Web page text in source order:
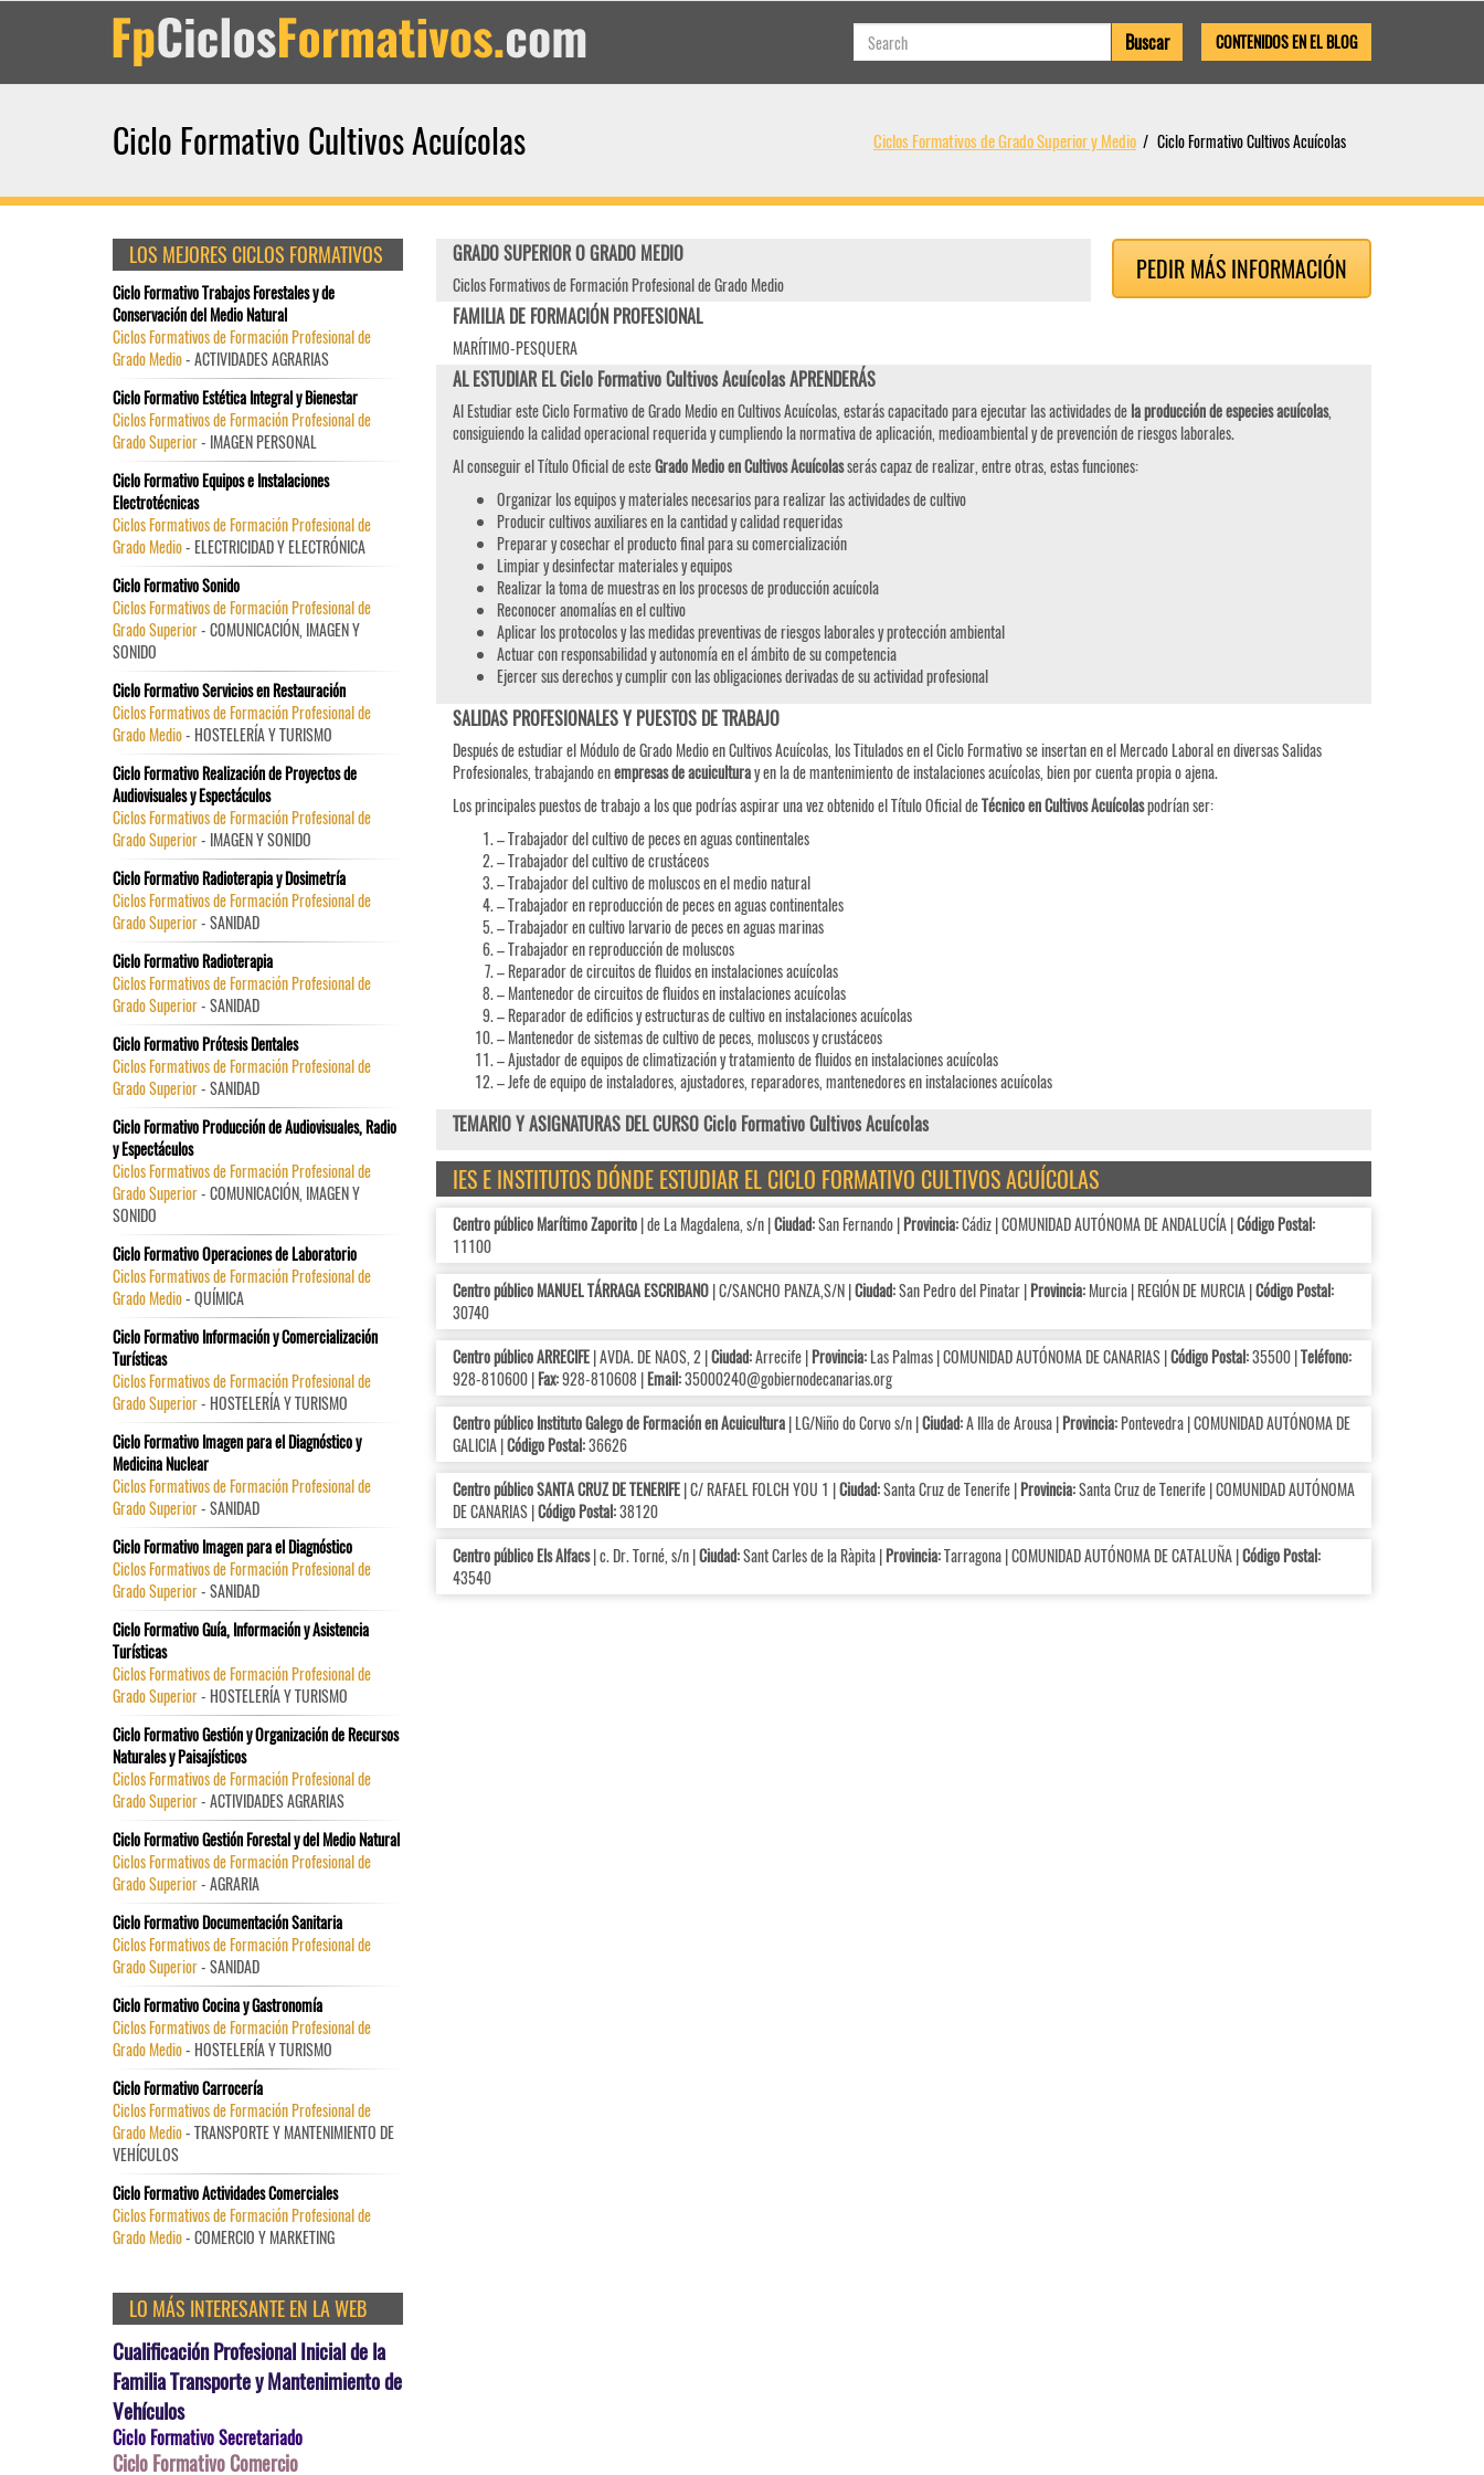
CONTENIDOS EN EL BLOG
Ciclo Formativo Cultivos Acuícolas Ciclos Formativos de Grado Superior y Medio Ciclo Formativo Cultivos Acuícolas
PEDIR MÁS INFORMACIÓN
GRADO SUPERIOR O GRADO MEDIO
Ciclos Formativos de Formación Profesional de Grado Medio
FAMILIA DE FORMACIÓN PROFESIONAL
MARÍTIMO-PESQUERA
AL ESTUDIAR EL Ciclo Formativo Cultivos Acuícolas APRENDERÁS
Al Estudiar este Ciclo Formativo de Grado Medio en Cultivos Acuícolas, estarás capacitado para ejecutar las actividades dela producción de especies acuícolas,
consiguiendo la calidad operacional requerida y cumpliendo la normativa de aplicación, medioambiental y de prevención de riesgos laborales.
Al conseguir el Título Oficial de esteGrado Medio en Cultivos Acuícolasserás capaz de realizar, entre otras, estas funciones:
Organizar los equipos y materiales necesarios para realizar las actividades de cultivo
Producir cultivos auxiliares en la cantidad y calidad requeridas
Preparar y cosechar el producto final para su comercialización
Limpiar y desinfectar materiales y equipos
Realizar la toma de muestras en los procesos de producción acuícola
Reconocer anomalías en el cultivo
Aplicar los protocolos y las medidas preventivas de riesgos laborales y protección ambiental
Actuar con responsabilidad y autonomía en el ámbito de su competencia
Ejercer sus derechos y cumplir con las obligaciones derivadas de su actividad profesional
SALIDAS PROFESIONALES Y PUESTOS DE TRABAJO
Después de estudiar el Módulo de Grado Medio en Cultivos Acuícolas, los Titulados en el Ciclo Formativo se insertan en el Mercado Laboral en diversas Salidas
Profesionales, trabajando enempresas de acuiculturay en la de mantenimiento de instalaciones acuícolas, bien por cuenta propia o ajena.
Los principales puestos de trabajo a los que podrías aspirar una vez obtenido el Título Oficial deTécnico en Cultivos Acuícolaspodrían ser:
– Trabajador del cultivo de peces en aguas continentales
– Trabajador del cultivo de crustáceos
– Trabajador del cultivo de moluscos en el medio natural
– Trabajador en reproducción de peces en aguas continentales
– Trabajador en cultivo larvario de peces en aguas marinas
– Trabajador en reproducción de moluscos
– Reparador de circuitos de fluidos en instalaciones acuícolas
– Mantenedor de circuitos de fluidos en instalaciones acuícolas
– Reparador de edificios y estructuras de cultivo en instalaciones acuícolas
– Mantenedor de sistemas de cultivo de peces, moluscos y crustáceos
– Ajustador de equipos de climatización y tratamiento de fluidos en instalaciones acuícolas
– Jefe de equipo de instaladores, ajustadores, reparadores, mantenedores en instalaciones acuícolas
TEMARIO Y ASIGNATURAS DEL CURSO Ciclo Formativo Cultivos Acuícolas
IES E INSTITUTOS DÓNDE ESTUDIAR EL CICLO FORMATIVO CULTIVOS ACUÍCOLAS
Centro público Marítimo Zaporito| de La Magdalena, s/n |Ciudad:San Fernando |Provincia:Cádiz | COMUNIDAD AUTÓNOMA DE ANDALUCÍA |Código Postal:
11100
Centro público MANUEL TÁRRAGA ESCRIBANO| C/SANCHO PANZA,S/N |Ciudad:San Pedro del Pinatar |Provincia:Murcia | REGIÓN DE MURCIA |Código Postal:
30740
Centro público ARRECIFE| AVDA. DE NAOS, 2 |Ciudad:Arrecife |Provincia:Las Palmas | COMUNIDAD AUTÓNOMA DE CANARIAS |Código Postal:35500 |Teléfono:
928-810600 |Fax:928-810608 |Email:35000240@gobiernodecanarias.org
Centro público Instituto Galego de Formación en Acuicultura| LG/Niño do Corvo s/n |Ciudad:A Illa de Arousa |Provincia:Pontevedra | COMUNIDAD AUTÓNOMA DE
GALICIA |Código Postal:36626
Centro público SANTA CRUZ DE TENERIFE| C/ RAFAEL FOLCH YOU 1 |Ciudad:Santa Cruz de Tenerife |Provincia:Santa Cruz de Tenerife | COMUNIDAD AUTÓNOMA
DE CANARIAS |Código Postal:38120
Centro público Els Alfacs| c. Dr. Torné, s/n |Ciudad:Sant Carles de la Ràpita |Provincia:Tarragona | COMUNIDAD AUTÓNOMA DE CATALUÑA |Código Postal:
43540
LOS MEJORES CICLOS FORMATIVOS
Ciclo Formativo Trabajos Forestales y de
Conservación del Medio Natural
Ciclos Formativos de Formación Profesional de
Grado Medio- ACTIVIDADES AGRARIAS
Ciclo Formativo Estética Integral y Bienestar
Ciclos Formativos de Formación Profesional de
Grado Superior- IMAGEN PERSONAL
Ciclo Formativo Equipos e Instalaciones
Electrotécnicas
Ciclos Formativos de Formación Profesional de
Grado Medio- ELECTRICIDAD Y ELECTRÓNICA
Ciclo Formativo Sonido
Ciclos Formativos de Formación Profesional de
Grado Superior- COMUNICACIÓN, IMAGEN Y
SONIDO
Ciclo Formativo Servicios en Restauración
Ciclos Formativos de Formación Profesional de
Grado Medio- HOSTELERÍA Y TURISMO
Ciclo Formativo Realización de Proyectos de
Audiovisuales y Espectáculos
Ciclos Formativos de Formación Profesional de
Grado Superior- IMAGEN Y SONIDO
Ciclo Formativo Radioterapia y Dosimetría
Ciclos Formativos de Formación Profesional de
Grado Superior- SANIDAD
Ciclo Formativo Radioterapia
Ciclos Formativos de Formación Profesional de
Grado Superior- SANIDAD
Ciclo Formativo Prótesis Dentales
Ciclos Formativos de Formación Profesional de
Grado Superior- SANIDAD
Ciclo Formativo Producción de Audiovisuales, Radio
y Espectáculos
Ciclos Formativos de Formación Profesional de
Grado Superior- COMUNICACIÓN, IMAGEN Y
SONIDO
Ciclo Formativo Operaciones de Laboratorio
Ciclos Formativos de Formación Profesional de
Grado Medio- QUÍMICA
Ciclo Formativo Información y Comercialización
Turísticas
Ciclos Formativos de Formación Profesional de
Grado Superior- HOSTELERÍA Y TURISMO
Ciclo Formativo Imagen para el Diagnóstico y
Medicina Nuclear
Ciclos Formativos de Formación Profesional de
Grado Superior- SANIDAD
Ciclo Formativo Imagen para el Diagnóstico
Ciclos Formativos de Formación Profesional de
Grado Superior- SANIDAD
Ciclo Formativo Guía, Información y Asistencia
Turísticas
Ciclos Formativos de Formación Profesional de
Grado Superior- HOSTELERÍA Y TURISMO
Ciclo Formativo Gestión y Organización de Recursos
Naturales y Paisajísticos
Ciclos Formativos de Formación Profesional de
Grado Superior- ACTIVIDADES AGRARIAS
Ciclo Formativo Gestión Forestal y del Medio Natural
Ciclos Formativos de Formación Profesional de
Grado Superior- AGRARIA
Ciclo Formativo Documentación Sanitaria
Ciclos Formativos de Formación Profesional de
Grado Superior- SANIDAD
Ciclo Formativo Cocina y Gastronomía
Ciclos Formativos de Formación Profesional de
Grado Medio- HOSTELERÍA Y TURISMO
Ciclo Formativo Carrocería
Ciclos Formativos de Formación Profesional de
Grado Medio- TRANSPORTE Y MANTENIMIENTO DE
VEHÍCULOS
Ciclo Formativo Actividades Comerciales
Ciclos Formativos de Formación Profesional de
Grado Medio- COMERCIO Y MARKETING
LO MÁS INTERESANTE EN LA WEB
Cualificación Profesional Inicial de la
Familia Transporte y Mantenimiento de
Vehículos
Ciclo Formativo Secretariado
Ciclo Formativo Comercio